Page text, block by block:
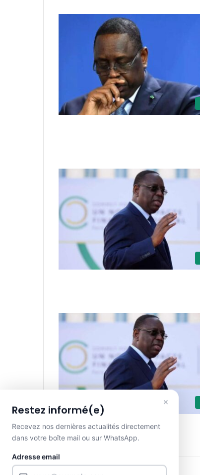
×
Restez informé(e)
Recevez nos dernières actualités directement
dans votre boîte mail ou sur WhatsApp.
Adresse email